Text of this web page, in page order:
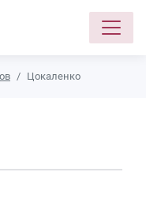
Цокаленко